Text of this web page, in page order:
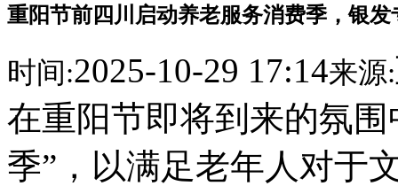
重阳节前四川启动养老服务消费季，银
时间:2025-10-29 17:14来源:
在重阳节即将到来的氛
季”，以满足老年人对于